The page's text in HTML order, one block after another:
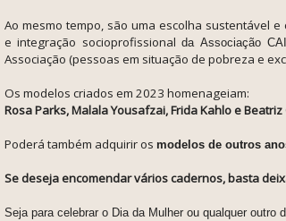
Ao mesmo tempo, são uma escolha sustentável e
e integração socioprofissionalda Associação
Associação (pessoas em situação de pobreza e
Os modelos criados em 2023 homenageiam:
Rosa Parks, Malala Yousafzai, Frida Kahlo e Beatriz
Poderá também adquirir os modelos de outros
Se deseja encomendar vários cadernos, basta
Seja para celebrar o Dia da Mulher ou qualquer